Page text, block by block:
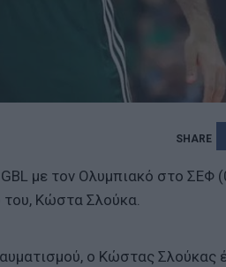
GBL με τον Ολυμπιακό στο
του, Κώστα Σλούκα.
ο Κώστας Σλούκας